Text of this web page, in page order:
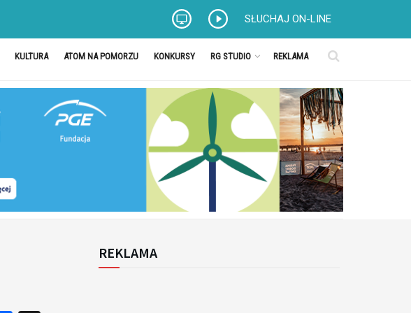
SŁUCHAJ ON-LINE
KULTURA ATOM NA POMORZU KONKURSY RG STUDIO REKLAMA
REKLAMA